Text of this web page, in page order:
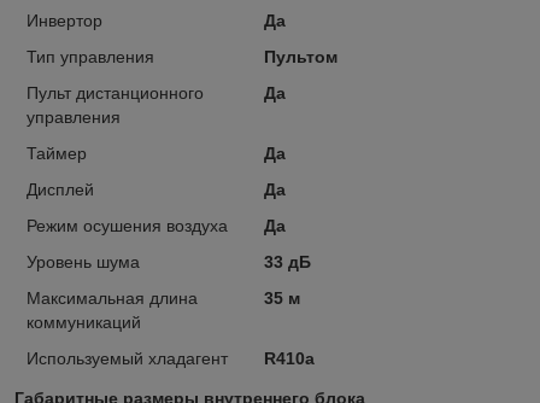
Инвертор
Да
Тип управления
Пультом
Пульт дистанционного
управления
Да
Таймер
Да
Дисплей
Да
Режим осушения воздуха
Да
Уровень шума
33 дБ
Максимальная длина
коммуникаций
35 м
Используемый хладагент R410a
Габаритные размеры внутреннего блока